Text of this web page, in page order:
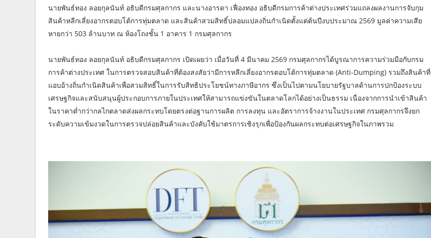
นายพันธ์ทอง ลอยกุลนันท์ อธิบดีกรมศุลกากร และนางอารดา เฟื่องทอง อธิบดีกรมการค้าต่างประเทศร่วมแถลงผลงานการจับกุม
สินค้าหลีกเลี่ยงอากรตอบโต้การทุ่มตลาด และสินค้าสวมสิทธิ์ปลอมแปลงถิ่นกำเนิดตั้งแต่ต้นปีงบประมาณ 2569 มูลค่าความเสีย
หายกว่า 503 ล้านบาท ณ ห้องโถงชั้น 1 อาคาร 1 กรมศุลกากร
นายพันธ์ทอง ลอยกุลนันท์ อธิบดีกรมศุลกากร เปิดเผยว่า เมื่อวันที่ 4 มีนาคม 2569 กรมศุลกากรได้บูรณาการความร่วมมือกับกรม
การค้าต่างประเทศ ในการตรวจสอบสินค้าที่ต้องสงสัยว่ามีการหลีกเลี่ยงอากรตอบโต้การทุ่มตลาด (Anti-Dumping) รวมถึงสินค้าที่
แอบอ้างถิ่นกำเนิดสินค้าเพื่อสวมสิทธิ์ในการรับสิทธิประโยชน์ทางภาษีอากร ซึ่งเป็นไปตามนโยบายรัฐบาลด้านการปกป้องระบบ
เศรษฐกิจและสนับสนุนผู้ประกอบการภายในประเทศให้สามารถแข่งขันในตลาดโลกได้อย่างเป็นธรรม เนื่องจากการนำเข้าสินค้า
ในราคาต่ำกว่ากลไกตลาดส่งผลกระทบโดยตรงต่อฐานการผลิต การลงทุน และอัตราการจ้างงานในประเทศ กรมศุลกากรจึงยก
ระดับความเข้มงวดในการตรวจปล่อยสินค้าและบังคับใช้มาตรการเชิงรุกเพื่อป้องกันผลกระทบต่อเศรษฐกิจในภาพรวม